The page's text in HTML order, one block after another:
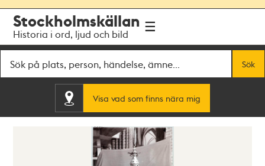
navigationen
huvudinnehållet
Stockholmskällan
Historia i ord, ljud och bild
Sök
Visa vad som finns nära mig